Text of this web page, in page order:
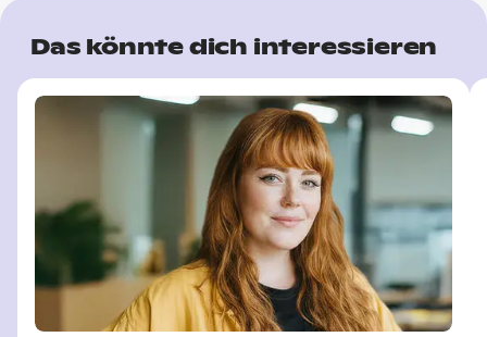
Das könnte dich interessieren